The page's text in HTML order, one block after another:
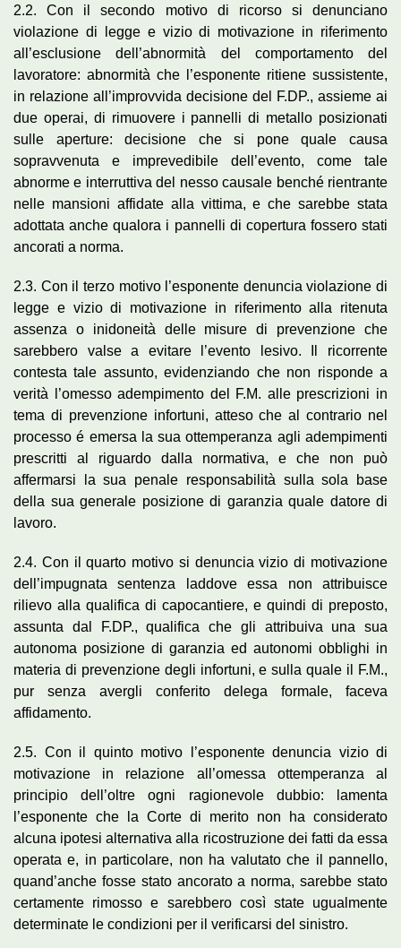
2.2. Con il secondo motivo di ricorso si denunciano
violazione di legge e vizio di motivazione in riferimento
all’esclusione dell’abnormità del comportamento del
lavoratore: abnormità che l’esponente ritiene sussistente,
in relazione all’improvvida decisione del F.DP., assieme ai
due operai, di rimuovere i pannelli di metallo posizionati
sulle aperture: decisione che si pone quale causa
sopravvenuta e imprevedibile dell’evento, come tale
abnorme e interruttiva del nesso causale benché rientrante
nelle mansioni affidate alla vittima, e che sarebbe stata
adottata anche qualora i pannelli di copertura fossero stati
ancorati a norma.
2.3. Con il terzo motivo l’esponente denuncia violazione di
legge e vizio di motivazione in riferimento alla ritenuta
assenza o inidoneità delle misure di prevenzione che
sarebbero valse a evitare l’evento lesivo. Il ricorrente
contesta tale assunto, evidenziando che non risponde a
verità l’omesso adempimento del F.M. alle prescrizioni in
tema di prevenzione infortuni, atteso che al contrario nel
processo é emersa la sua ottemperanza agli adempimenti
prescritti al riguardo dalla normativa, e che non può
affermarsi la sua penale responsabilità sulla sola base
della sua generale posizione di garanzia quale datore di
lavoro.
2.4. Con il quarto motivo si denuncia vizio di motivazione
dell’impugnata sentenza laddove essa non attribuisce
rilievo alla qualifica di capocantiere, e quindi di preposto,
assunta dal F.DP., qualifica che gli attribuiva una sua
autonoma posizione di garanzia ed autonomi obblighi in
materia di prevenzione degli infortuni, e sulla quale il F.M.,
pur senza avergli conferito delega formale, faceva
affidamento.
2.5. Con il quinto motivo l’esponente denuncia vizio di
motivazione in relazione all’omessa ottemperanza al
principio dell’oltre ogni ragionevole dubbio: lamenta
l’esponente che la Corte di merito non ha considerato
alcuna ipotesi alternativa alla ricostruzione dei fatti da essa
operata e, in particolare, non ha valutato che il pannello,
quand’anche fosse stato ancorato a norma, sarebbe stato
certamente rimosso e sarebbero così state ugualmente
determinate le condizioni per il verificarsi del sinistro.